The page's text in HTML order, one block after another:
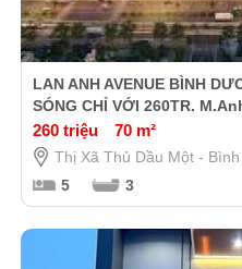
LAN ANH AVENUE BÌNH
SÓNG CHỈ VỚI 260TR.
260 triệu 70 m²
Thị Xã Thủ Dầu Một -
5
3